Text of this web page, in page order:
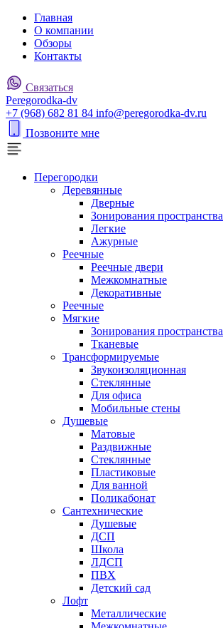
Главная
О компании
Обзоры
Контакты
Связаться
Peregorodka-dv
+7 (968) 682 81 84 info@peregorodka-dv.ru
Позвоните мне
Перегородки
Деревянные
Дверные
Зонирования пространства
Легкие
Ажурные
Реечные
Реечные двери
Межкомнатные
Декоративные
Реечные
Мягкие
Зонирования пространства
Тканевые
Трансформируемые
Звукоизоляционная
Стеклянные
Для офиса
Мобильные стены
Душевые
Матовые
Раздвижные
Стеклянные
Пластиковые
Для ванной
Поликабонат
Сантехнические
Душевые
ДСП
Школа
ЛДСП
ПВХ
Детский сад
Лофт
Металлические